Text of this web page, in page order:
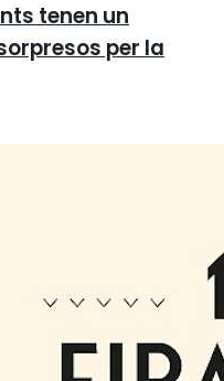
tenen un
per la